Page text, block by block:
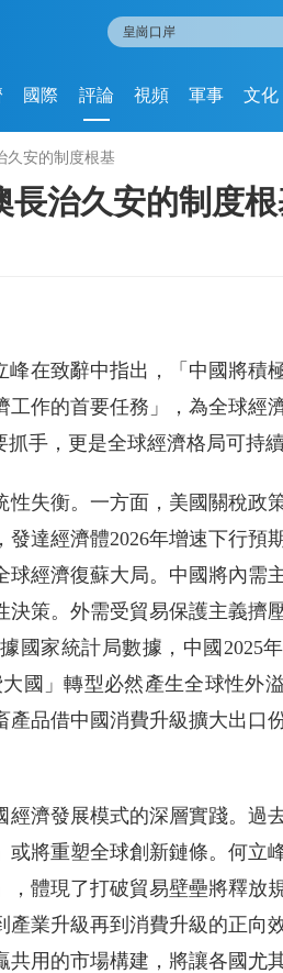
國際 評論 視頻 軍事 文化
安的制度根基
治久安的制度
在致辭中指出，「中國將積
作的首要任務」，為全球經
手，更是全球經濟格局可持
失衡。一方面，美國關稅政
達經濟體2026年增速下行預
經濟復蘇大局。中國將內需
策。外需受貿易保護主義擠
國家統計局數據，中國2025
國」轉型必然產生全球性外
品借中國消費升級擴大出口
濟發展模式的深層實踐。過
將重塑全球創新鏈條。何立
體現了打破貿易壁壘將釋放
業升級再到消費升級的正向
用的市場構建，將讓各國尤